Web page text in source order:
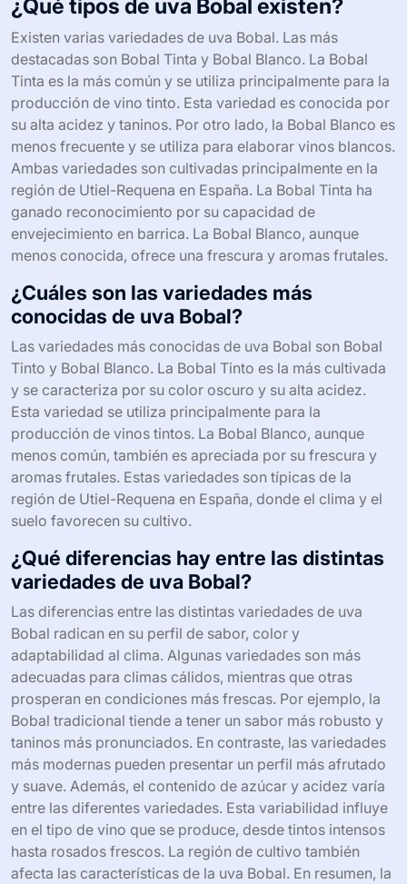
¿Qué tipos de uva Bobal existen?
Existen varias variedades de uva Bobal. Las más
destacadas son Bobal Tinta y Bobal Blanco. La Bobal
Tinta es la más común y se utiliza principalmente para la
producción de vino tinto. Esta variedad es conocida por
su alta acidez y taninos. Por otro lado, la Bobal Blanco es
menos frecuente y se utiliza para elaborar vinos blancos.
Ambas variedades son cultivadas principalmente en la
región de Utiel-Requena en España. La Bobal Tinta ha
ganado reconocimiento por su capacidad de
envejecimiento en barrica. La Bobal Blanco, aunque
menos conocida, ofrece una frescura y aromas frutales.
¿Cuáles son las variedades más
conocidas de uva Bobal?
Las variedades más conocidas de uva Bobal son Bobal
Tinto y Bobal Blanco. La Bobal Tinto es la más cultivada
y se caracteriza por su color oscuro y su alta acidez.
Esta variedad se utiliza principalmente para la
producción de vinos tintos. La Bobal Blanco, aunque
menos común, también es apreciada por su frescura y
aromas frutales. Estas variedades son típicas de la
región de Utiel-Requena en España, donde el clima y el
suelo favorecen su cultivo.
¿Qué diferencias hay entre las distintas
variedades de uva Bobal?
Las diferencias entre las distintas variedades de uva
Bobal radican en su perfil de sabor, color y
adaptabilidad al clima. Algunas variedades son más
adecuadas para climas cálidos, mientras que otras
prosperan en condiciones más frescas. Por ejemplo, la
Bobal tradicional tiende a tener un sabor más robusto y
taninos más pronunciados. En contraste, las variedades
más modernas pueden presentar un perfil más afrutado
y suave. Además, el contenido de azúcar y acidez varía
entre las diferentes variedades. Esta variabilidad influye
en el tipo de vino que se produce, desde tintos intensos
hasta rosados frescos. La región de cultivo también
afecta las características de la uva Bobal. En resumen, la